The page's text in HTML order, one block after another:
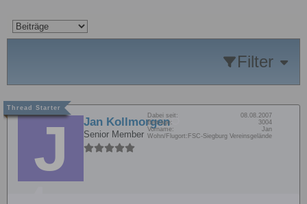
Filter
Jan Kollmorgen
Senior Member
Dabei seit:
08.08.2007
Beiträge:
3004
Vorname:
Jan
Wohn/Flugort: FSC-Siegburg Vereinsgelände